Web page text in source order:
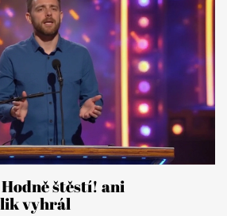
štěstí! ani
vyhrál